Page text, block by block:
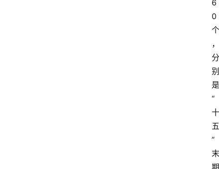
6
0
个
，
分
别
是
“
十
五
”
末
期